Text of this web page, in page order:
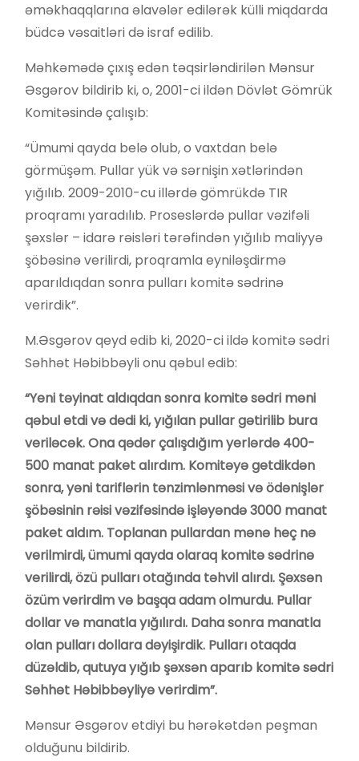
əməkhaqqlarına əlavələr edilərək külli miqdarda
büdcə vəsaitləri də israf edilib.
Məhkəmədə çıxış edən təqsirləndirilən Mənsur
Əsgərov bildirib ki, o, 2001-ci ildən Dövlət Gömrük
Komitəsində çalışıb:
“Ümumi qayda belə olub, o vaxtdan belə
görmüşəm. Pullar yük və sərnişin xətlərindən
yığılıb. 2009-2010-cu illərdə gömrükdə TIR
proqramı yaradılıb. Proseslərdə pullar vəzifəli
şəxslər – idarə rəisləri tərəfindən yığılıb maliyyə
şöbəsinə verilirdi, proqramla eyniləşdirmə
aparıldıqdan sonra pulları komitə sədrinə
verirdik”.
M.Əsgərov qeyd edib ki, 2020-ci ildə komitə sədri
Səhhət Həbibbəyli onu qəbul edib:
“Yeni təyinat aldıqdan sonra komitə sədri məni
qəbul etdi və dedi ki, yığılan pullar gətirilib bura
veriləcək. Ona qədər çalışdığım yerlərdə 400-
500 manat paket alırdım. Komitəyə getdikdən
sonra, yəni tariflərin tənzimlənməsi və ödənişlər
şöbəsinin rəisi vəzifəsində işləyəndə 3000 manat
paket aldım. Toplanan pullardan mənə heç nə
verilmirdi, ümumi qayda olaraq komitə sədrinə
verilirdi, özü pulları otağında təhvil alırdı. Şəxsən
özüm verirdim və başqa adam olmurdu. Pullar
dollar və manatla yığılırdı. Daha sonra manatla
olan pulları dollara dəyişirdik. Pulları otaqda
düzəldib, qutuya yığıb şəxsən aparıb komitə sədri
Səhhət Həbibbəyliyə verirdim”.
Mənsur Əsgərov etdiyi bu hərəkətdən peşman
olduğunu bildirib.